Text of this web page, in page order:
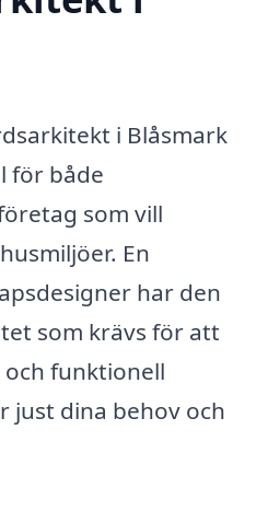
i Blåsmark
för både
som vill
En
har den
som krävs för att
funktionell
just dina behov och